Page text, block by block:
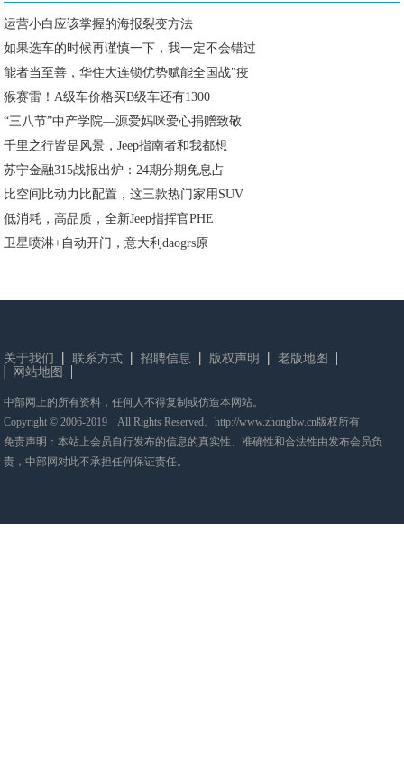
运营小白应该掌握的海报裂变方法
如果选车的时候再谨慎一下，我一定不会错过
能者当至善，华住大连锁优势赋能全国战"疫
​猴赛雷！A级车价格买B级车还有1300
“三八节”中产学院—源爱妈咪爱心捐赠致敬
千里之行皆是风景，Jeep指南者和我都想
苏宁金融315战报出炉：24期分期免息占
比空间比动力比配置，这三款热门家用SUV
低消耗，高品质，全新Jeep指挥官PHE
卫星喷淋+自动开门，意大利daogrs原
关于我们 联系方式 招聘信息 版权声明
老版地图
网站地图
中部网上的所有资料，任何人不得复制或仿造本网站。
Copyright © 2006-2019 All Rights Reserved。http://www.zhongbw.cn版权所有
免责声明：本站上会员自行发布的信息的真实性、准确性和合法性由发布会员负
责，中部网对此不承担任何保证责任。